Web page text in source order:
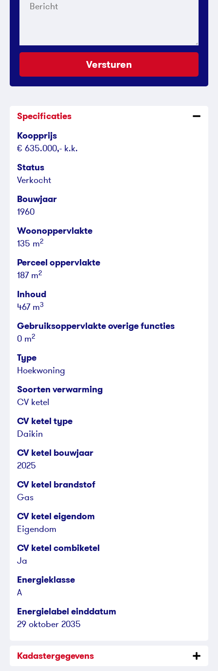
Versturen
Specificaties
Koopprijs
€ 635.000,- k.k.
Status
Verkocht
Bouwjaar
1960
Woonoppervlakte
135 m2
Perceel oppervlakte
187 m2
Inhoud
467 m3
Gebruiksoppervlakte overige functies
0 m2
Type
Hoekwoning
Soorten verwarming
CV ketel
CV ketel type
Daikin
CV ketel bouwjaar
2025
CV ketel brandstof
Gas
CV ketel eigendom
Eigendom
CV ketel combiketel
Ja
Energieklasse
A
Energielabel einddatum
29 oktober 2035
Kadastergegevens